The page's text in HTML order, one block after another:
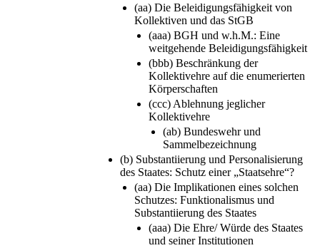
(aa) Die Beleidigungsfähigkeit von
Kollektiven und das StGB
(aaa) BGH und w.h.M.: Eine
weitgehende Beleidigungsfähigkeit
(bbb) Beschränkung der
Kollektivehre auf die enumerierten
Körperschaften
(ccc) Ablehnung jeglicher
Kollektivehre
(ab) Bundeswehr und
Sammelbezeichnung
(b) Substantiierung und Personalisierung
des Staates: Schutz einer „Staatsehre“?
(aa) Die Implikationen eines solchen
Schutzes: Funktionalismus und
Substantiierung des Staates
(aaa) Die Ehre/ Würde des Staates
und seiner Institutionen